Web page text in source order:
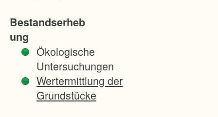
Bestandserheb
ung
Ökologische
Untersuchungen
Wertermittlung der
Grundstücke